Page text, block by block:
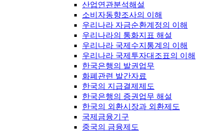
산업연관분석해설
소비자동향조사의 이해
우리나라 자금순환계정의 이해
우리나라의 통화지표 해설
우리나라 국제수지통계의 이해
우리나라 국제투자대조표의 이해
한국은행의 발권업무
화폐관련 발간자료
한국의 지급결제제도
한국은행의 증권업무 해설
한국의 외환시장과 외환제도
국제금융기구
중국의 금융제도